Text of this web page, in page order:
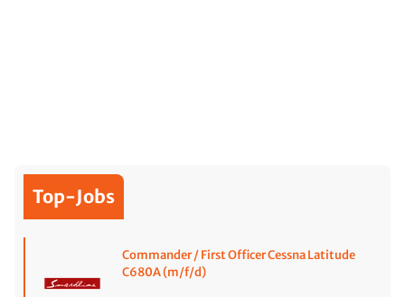
Top-Jobs
Commander / First Officer Cessna Latitude
C680A (m/f/d)